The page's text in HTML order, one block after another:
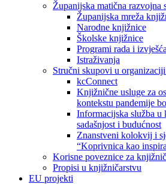
Županijska matična razvojna
Županijska mreža
Narodne knjižnice
Školske knjižnice
Programi rada i
Istraživanja
Stručni skupovi u
kcConnect
Knjižnične usluge za
kontekstu pandemije
Informacijska služba
sadašnjost i budućnost
Znanstveni kolokvij i
“Koprivnica kao
Korisne poveznice za
Propisi u knjižničarstvu
EU projekti